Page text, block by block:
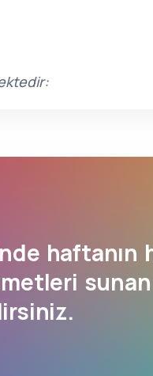
haftanın
sunan